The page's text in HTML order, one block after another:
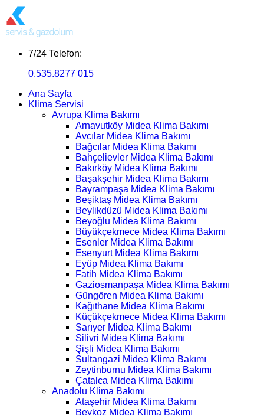
7/24 Telefon:
0.535.8277 015
Ana Sayfa
Klima Servisi
Avrupa Klima Bakımı
Arnavutköy Midea Klima Bakımı
Avcılar Midea Klima Bakımı
Bağcılar Midea Klima Bakımı
Bahçelievler Midea Klima Bakımı
Bakırköy Midea Klima Bakımı
Başakşehir Midea Klima Bakımı
Bayrampaşa Midea Klima Bakımı
Beşiktaş Midea Klima Bakımı
Beylikdüzü Midea Klima Bakımı
Beyoğlu Midea Klima Bakımı
Büyükçekmece Midea Klima Bakımı
Esenler Midea Klima Bakımı
Esenyurt Midea Klima Bakımı
Eyüp Midea Klima Bakımı
Fatih Midea Klima Bakımı
Gaziosmanpaşa Midea Klima Bakımı
Güngören Midea Klima Bakımı
Kağıthane Midea Klima Bakımı
Küçükçekmece Midea Klima Bakımı
Sarıyer Midea Klima Bakımı
Silivri Midea Klima Bakımı
Şişli Midea Klima Bakımı
Sultangazi Midea Klima Bakımı
Zeytinburnu Midea Klima Bakımı
Çatalca Midea Klima Bakımı
Anadolu Klima Bakımı
Ataşehir Midea Klima Bakımı
Beykoz Midea Klima Bakımı